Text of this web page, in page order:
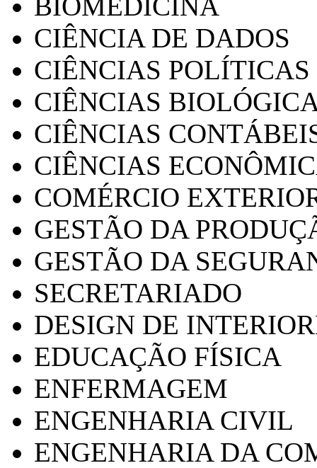
CIÊNCIA DE DADOS
CIÊNCIAS POLÍTICAS
CIÊNCIAS
CIÊNCIAS
CIÊNCIAS
COMÉRCIO
GESTÃO DA
GESTÃO DA
SECRETARIADO
DESIGN DE
EDUCAÇÃO FÍSICA
ENFERMAGEM
ENGENHARIA CIVIL
ENGENHARIA DA